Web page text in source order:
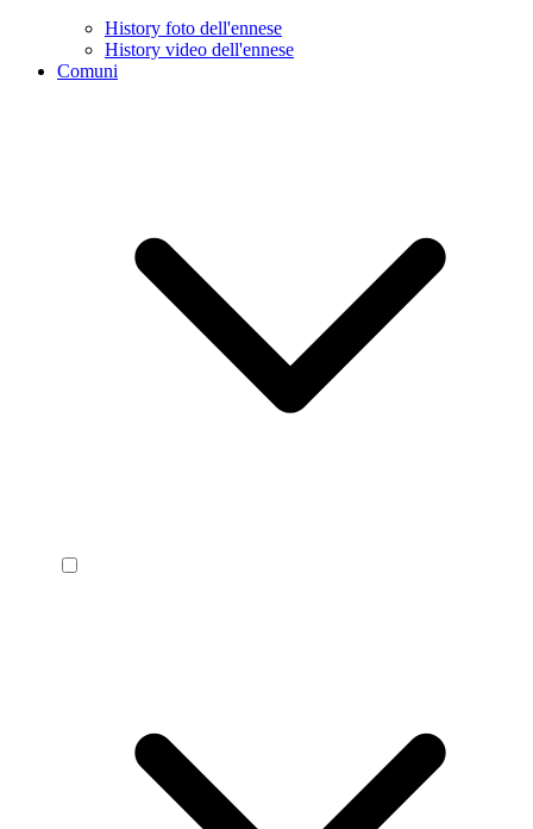
History foto dell'ennese
History video dell'ennese
Comuni